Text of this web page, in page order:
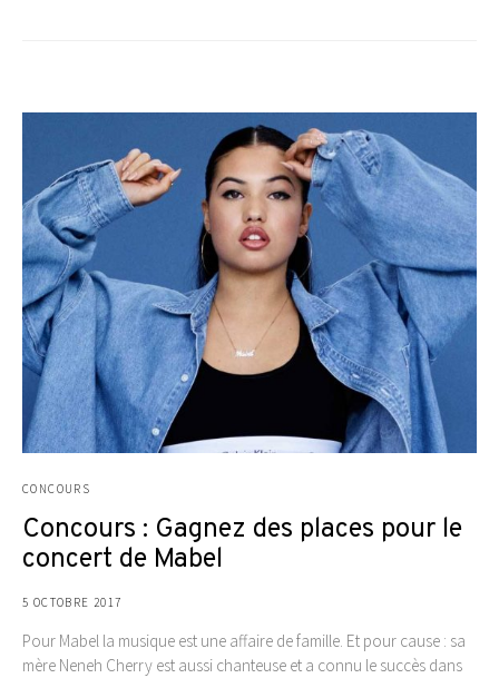
CONCOURS
Concours : Gagnez des places pour le
concert de Mabel
5 OCTOBRE 2017
Pour Mabel la musique est une affaire de famille. Et pour cause : sa
mère Neneh Cherry est aussi chanteuse et a connu le succès dans